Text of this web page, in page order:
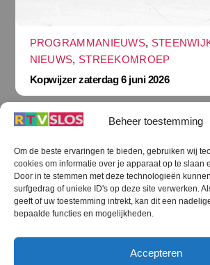
Beheer toestemming
Om de beste ervaringen te bieden, gebruiken wij
cookies om informatie over je apparaat op te slaan
Door in te stemmen met deze technologieën
surfgedrag of unieke ID's op deze site verwerken.
geeft of uw toestemming intrekt, kan dit een
bepaalde functies en mogelijkheden.
Accepteren
PROGRAMMANIEUWS,
NIEUWS, STREEKOMROEP
Kopwijzer zaterdag 6 juni 2026
Terug
naar
boven
RTV SLOS
RTV SLOS ANBI